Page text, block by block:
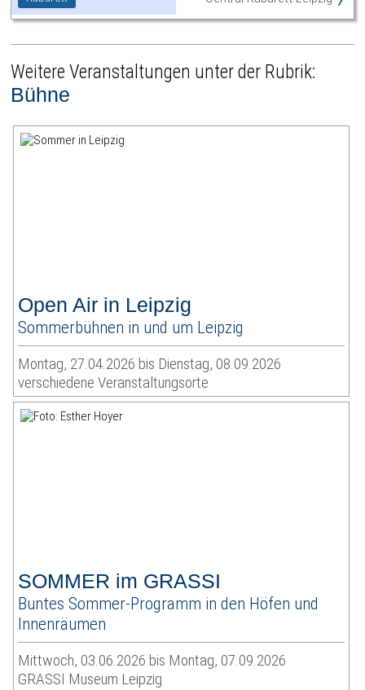
Weitere Veranstaltungen unter der Rubrik:
Bühne
Open Air in Leipzig
Sommerbühnen in und um Leipzig
Montag, 27.04.2026 bis Dienstag, 08.09.2026
verschiedene Veranstaltungsorte
SOMMER im GRASSI
Buntes Sommer-Programm in den Höfen und
Innenräumen
Mittwoch, 03.06.2026 bis Montag, 07.09.2026
GRASSI Museum Leipzig